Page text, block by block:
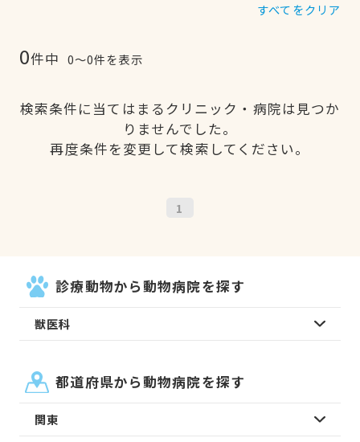
すべてをクリア
0件中 0〜0件を表示
検索条件に当てはまるクリニック・病院は見つか
りませんでした。
再度条件を変更して検索してください。
1
診療動物から動物病院を探す
獣医科
都道府県から動物病院を探す
関東